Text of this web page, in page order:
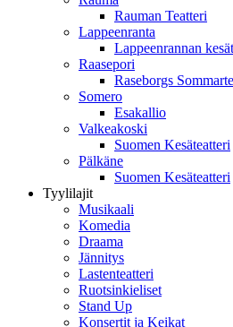
Rauman Teatteri
Lappeenranta
Lappeenrannan
Raasepori
Raseborgs
Somero
Esakallio
Valkeakoski
Suomen Kesäteatteri
Pälkäne
Suomen Kesäteatteri
Tyylilajit
Musikaali
Komedia
Draama
Jännitys
Lastenteatteri
Ruotsinkieliset
Stand Up
Konsertit ja Keikat